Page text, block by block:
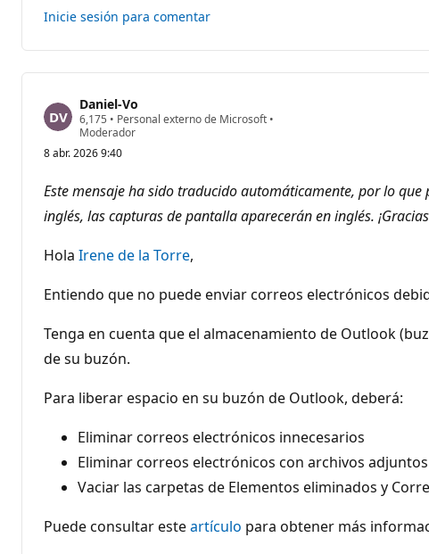
para
este
respuesta
Inicie sesión para comentar
Daniel-Vo
6,175 P
u
t
s
d
e
r
p
u
a
ó
• Personal externo de Microsoft •
Moderador
8 abr. 2026 9:40
Este mensaje ha sido traducido automáticamente, por lo
inglés, las capturas de pantalla aparecerán en inglés.
Hola Irene de la Torre,
Entiendo que no puede enviar correos electrónicos
Tenga en cuenta que el almacenamiento de Outlook
de su buzón.
Para liberar espacio en su buzón de Outlook, deberá:
Eliminar correos electrónicos innecesarios
Eliminar correos electrónicos con archivos
Vaciar las carpetas de Elementos eliminados y
Puede consultar esteartículo para obtener más